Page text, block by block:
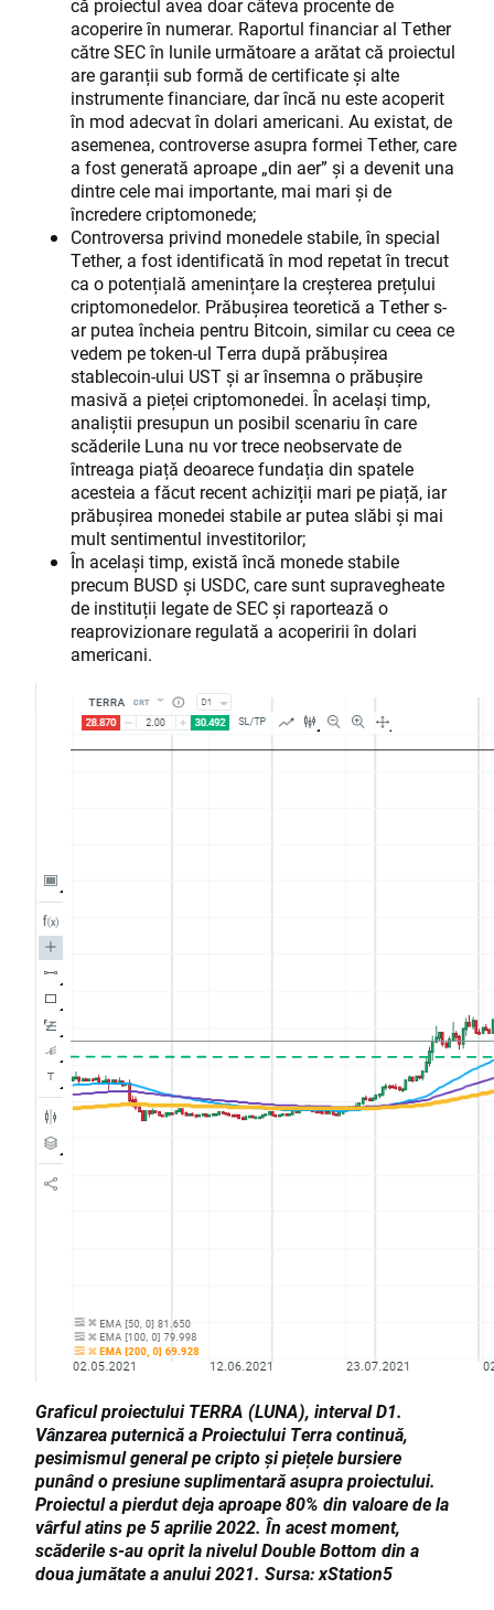
că proiectul avea doar câteva procente de
acoperire în numerar. Raportul financiar al Tether
către SEC în lunile următoare a arătat că proiectul
are garanții sub formă de certificate și alte
instrumente financiare, dar încă nu este acoperit
în mod adecvat în dolari americani. Au existat, de
asemenea, controverse asupra formei Tether, care
a fost generată aproape „din aer” și a devenit una
dintre cele mai importante, mai mari și de
încredere criptomonede;
Controversa privind monedele stabile, în special
Tether, a fost identificată în mod repetat în trecut
ca o potențială amenințare la creșterea prețului
criptomonedelor. Prăbușirea teoretică a Tether s-
ar putea încheia pentru Bitcoin, similar cu ceea ce
vedem pe token-ul Terra după prăbușirea
stablecoin-ului UST și ar însemna o prăbușire
masivă a pieței criptomonedei. În același timp,
analiștii presupun un posibil scenariu în care
scăderile Luna nu vor trece neobservate de
întreaga piață deoarece fundația din spatele
acesteia a făcut recent achiziții mari pe piață, iar
prăbușirea monedei stabile ar putea slăbi și mai
mult sentimentul investitorilor;
În același timp, există încă monede stabile
precum BUSD și USDC, care sunt supravegheate
de instituții legate de SEC și raportează o
reaprovizionare regulată a acoperirii în dolari
americani.
Graficul proiectului TERRA (LUNA), interval D1.
Vânzarea puternică a Proiectului Terra continuă,
pesimismul general pe cripto și piețele bursiere
punând o presiune suplimentară asupra proiectului.
Proiectul a pierdut deja aproape 80% din valoare de la
vârful atins pe 5 aprilie 2022. În acest moment,
scăderile s-au oprit la nivelul Double Bottom din a
doua jumătate a anului 2021. Sursa: xStation5